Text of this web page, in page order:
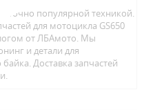
популярной техникой.
для мотоцикла GS650
от ЛБАмото. Мы
и детали для
Доставка запчастей